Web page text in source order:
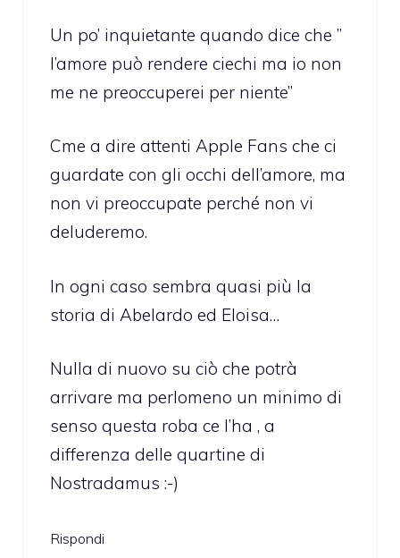
Un po’ inquietante quando dice che ”
l’amore può rendere ciechi ma io non
me ne preoccuperei per niente”
Cme a dire attenti Apple Fans che ci
guardate con gli occhi dell’amore, ma
non vi preoccupate perché non vi
deluderemo.
In ogni caso sembra quasi più la
storia di Abelardo ed Eloisa…
Nulla di nuovo su ciò che potrà
arrivare ma perlomeno un minimo di
senso questa roba ce l’ha , a
differenza delle quartine di
Nostradamus :-)
Rispondi